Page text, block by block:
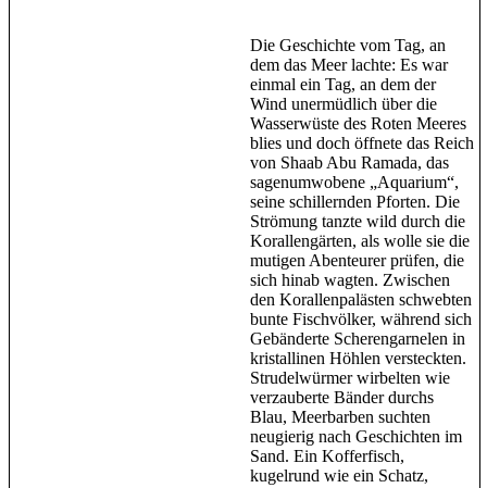
Die Geschichte vom Tag, an
dem das Meer lachte: Es war
einmal ein Tag, an dem der
Wind unermüdlich über die
Wasserwüste des Roten Meeres
blies und doch öffnete das Reich
von Shaab Abu Ramada, das
sagenumwobene „Aquarium“,
seine schillernden Pforten. Die
Strömung tanzte wild durch die
Korallengärten, als wolle sie die
mutigen Abenteurer prüfen, die
sich hinab wagten. Zwischen
den Korallenpalästen schwebten
bunte Fischvölker, während sich
Gebänderte Scherengarnelen in
kristallinen Höhlen versteckten.
Strudelwürmer wirbelten wie
verzauberte Bänder durchs
Blau, Meerbarben suchten
neugierig nach Geschichten im
Sand. Ein Kofferfisch,
kugelrund wie ein Schatz,